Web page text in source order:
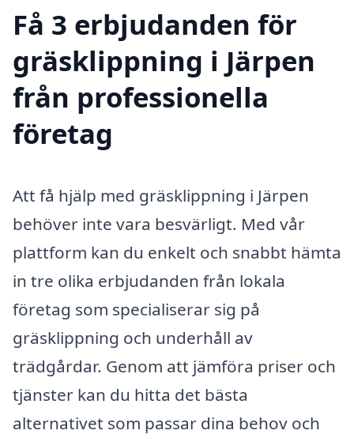
Få 3 erbjudanden för
gräsklippning i Järpen
från professionella
företag
Att få hjälp med gräsklippning i Järpen
behöver inte vara besvärligt. Med vår
plattform kan du enkelt och snabbt hämta
in tre olika erbjudanden från lokala
företag som specialiserar sig på
gräsklippning och underhåll av
trädgårdar. Genom att jämföra priser och
tjänster kan du hitta det bästa
alternativet som passar dina behov och